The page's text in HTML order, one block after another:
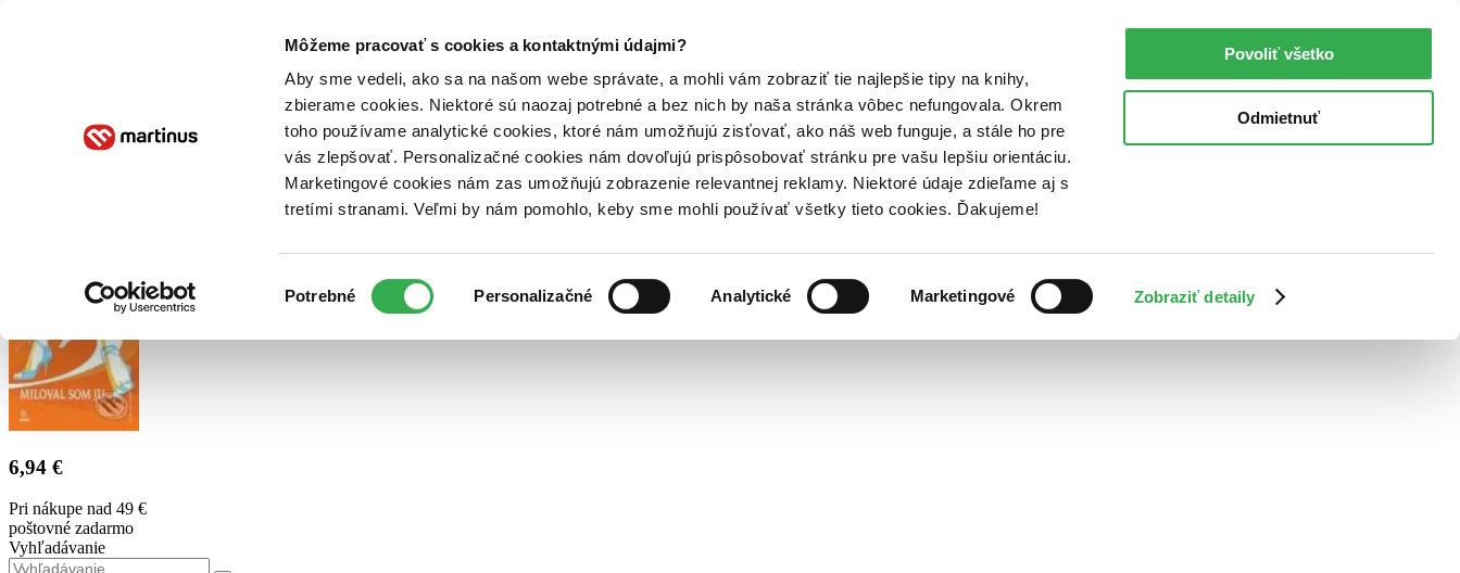
Môžeme pracovať s cookies a kontaktnými údajmi?
Aby sme vedeli, ako sa na našom webe správate, a mohli vám zobraziť tie najlepšie tipy na knihy,
zbierame cookies. Niektoré sú naozaj potrebné a bez nich by naša stránka vôbec nefungovala. Okrem
toho používame analytické cookies, ktoré nám umožňujú zisťovať, ako náš web funguje, a stále ho pre
vás zlepšovať. Personalizačné cookies nám dovoľujú prispôsobovať stránku pre vašu lepšiu orientáciu.
Marketingové cookies nám zas umožňujú zobrazenie relevantnej reklamy. Niektoré údaje zdieľame aj s
tretími stranami. Veľmi by nám pomohlo, keby sme mohli používať všetky tieto cookies. Ďakujeme!
súhlasu
Potrebné Personalizačné Analytické Marketingové Zobraziť detaily
Povoliť všetko
Odmietnuť
Poukážky Kontakt
6,94 €
Pri nákupe nad 49 €
poštovné zadarmo
Vyhľadávanie